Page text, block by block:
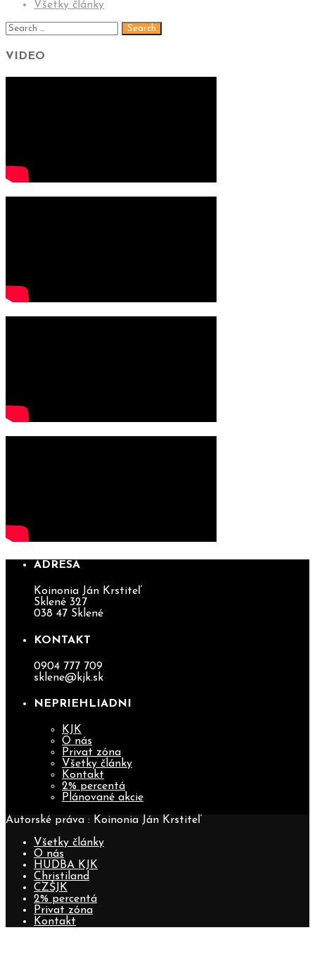
Všetky články
VIDEO
ADRESA
Koinonia Ján Krstiteľ
Sklené 327
038 47 Sklené
KONTAKT
0904 777 709
sklene@kjk.sk
NEPRIEHLIADNI
KJK
O nás
Privat zóna
Všetky články
Kontakt
2% percentá
Plánované akcie
Autorské práva : Koinonia Ján Krstiteľ
Všetky články
O nás
HUDBA KJK
Christiland
CZŠJK
2% percentá
Privat zóna
Kontakt